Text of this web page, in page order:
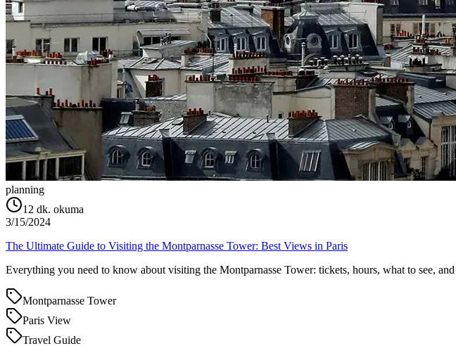
planning
12 dk. okuma
3/15/2024
The Ultimate Guide to Visiting the Montparnasse Tower: Best Views in Paris
Everything you need to know about visiting the Montparnasse Tower: tickets, hours, what to see,
Montparnasse Tower
Paris View
Travel Guide